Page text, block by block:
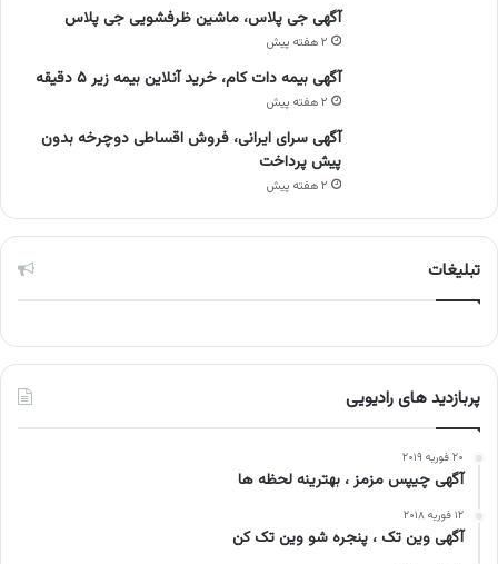
آگهی جی پلاس، ماشین ظرفشویی جی پلاس
۲ هفته پیش
آگهی بیمه دات کام، خرید آنلاین بیمه زیر ۵ دقیقه
۲ هفته پیش
آگهی سرای ایرانی، فروش اقساطی دوچرخه بدون
پیش پرداخت
۲ هفته پیش
تبلیغات
پربازدید های رادیویی
۲۰ فوریه ۲۰۱۹
آگهی چیپس مزمز ، بهترینه لحظه ها
۱۲ فوریه ۲۰۱۸
آگهی وین تک ، پنجره شو وین تک کن